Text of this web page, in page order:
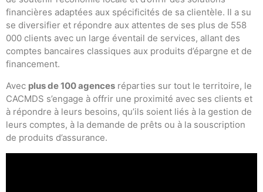
financières adaptées aux spécificités de sa clientèle. Il a su
se diversifier et répondre aux attentes de ses plus de 558
000 clients avec un large éventail de services, allant des
comptes bancaires classiques aux produits d’épargne et de
financement.
Avec plus de 100 agences réparties sur tout le territoire, le
CACMDS s’engage à offrir une proximité avec ses clients et
à répondre à leurs besoins, qu’ils soient liés à la gestion de
leurs comptes, à la demande de prêts ou à la souscription
de produits d’assurance.